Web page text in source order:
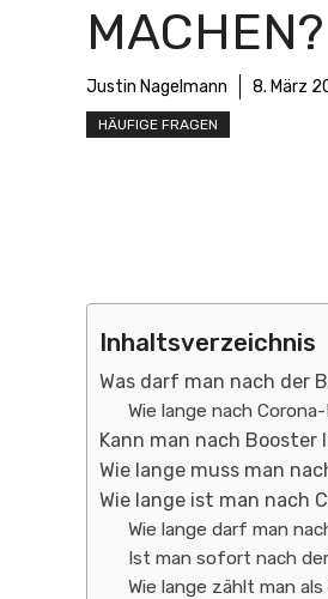
MACHEN?
Justin Nagelmann 8. März
HÄUFIGE FRAGEN
Inhaltsverzeichnis
Was darf man nach der
Wie lange nach
Kann man nach
Wie lange muss man
Wie lange ist man nach
Wie lange darf man
Ist man sofort nach
Wie lange zählt man